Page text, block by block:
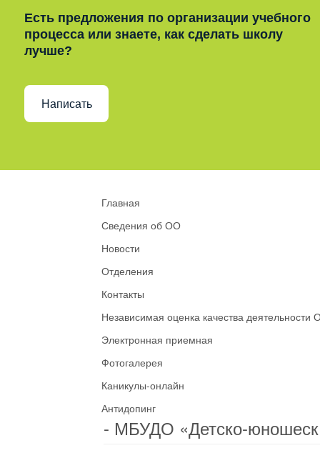
Есть предложения по организации учебного
процесса или знаете, как сделать школу
лучше?
Написать
Главная
Сведения об ОО
Новости
Отделения
Контакты
Независимая оценка качества деятельности
Электронная приемная
Фотогалерея
Каникулы-онлайн
Антидопинг
- МБУДО «Детско-